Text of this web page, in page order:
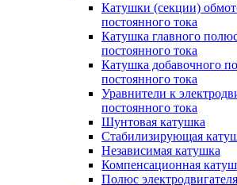
Катушки (секции)
постоянного тока
Катушка главного
постоянного тока
Катушка добавочного
постоянного тока
Уравнители к
постоянного тока
Шунтовая катушка
Стабилизирующая
Независимая катушка
Компенсационная
Полюс